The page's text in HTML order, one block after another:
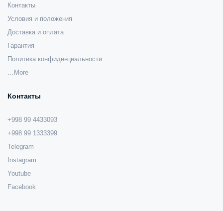
Контакты
Условия и положения
Доставка и оплата
Гарантия
Политика конфиденциальности
…More
Контакты
+998 99 4433093
+998 99 1333399
Telegram
Instagram
Youtube
Facebook